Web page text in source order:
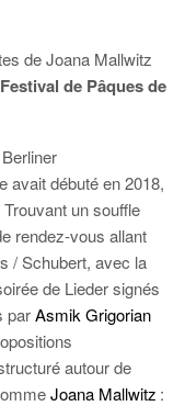
de Joana Mallwitz
Festival de Pâques de
avait débuté en 2018,
un souffle
rendez-vous allant
/ Schubert, avec la
de Lieder signés
parAsmik Grigorian
autour de
Joana Mallwitz :